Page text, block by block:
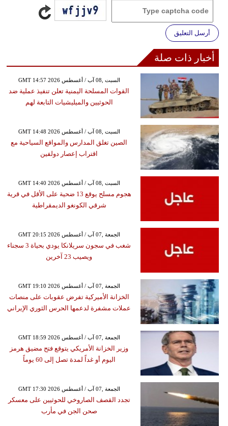
أرسل التعليق
أخبار ذات صلة
GMT 14:57 2026 السبت ,08 آب / أغسطس
القوات المسلحة اليمنية تعلن تنفيذ عملية ضد
الحوثيين والميليشيات التابعة لهم
GMT 14:48 2026 السبت ,08 آب / أغسطس
الصين تغلق المدارس والمواقع السياحية مع
اقتراب إعصار دولفين
GMT 14:40 2026 السبت ,08 آب / أغسطس
هجوم مسلح يوقع 13 ضحية على الأقل في قرية
شرقي الكونغو الديمقراطية
GMT 20:15 2026 الجمعة ,07 آب / أغسطس
شغب في سجون سريلانكا يودي بحياة 3 سجناء
ويصيب 23 آخرين
GMT 19:10 2026 الجمعة ,07 آب / أغسطس
الخزانة الأميركية تفرض عقوبات على منصات
عملات مشفرة لدعمها الحرس الثوري الإيراني
GMT 18:59 2026 الجمعة ,07 آب / أغسطس
وزير الخزانة الأمريكي يتوقع فتح مضيق هرمز
اليوم أو غداً لمدة تصل إلى 60 يوماً
GMT 17:30 2026 الجمعة ,07 آب / أغسطس
تجدد القصف الصاروخي للحوثيين على معسكر
صحن الجن في مأرب